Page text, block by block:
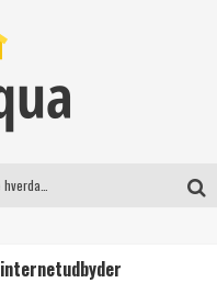
Find de bedste dame Vandresko til dit næste eventyr